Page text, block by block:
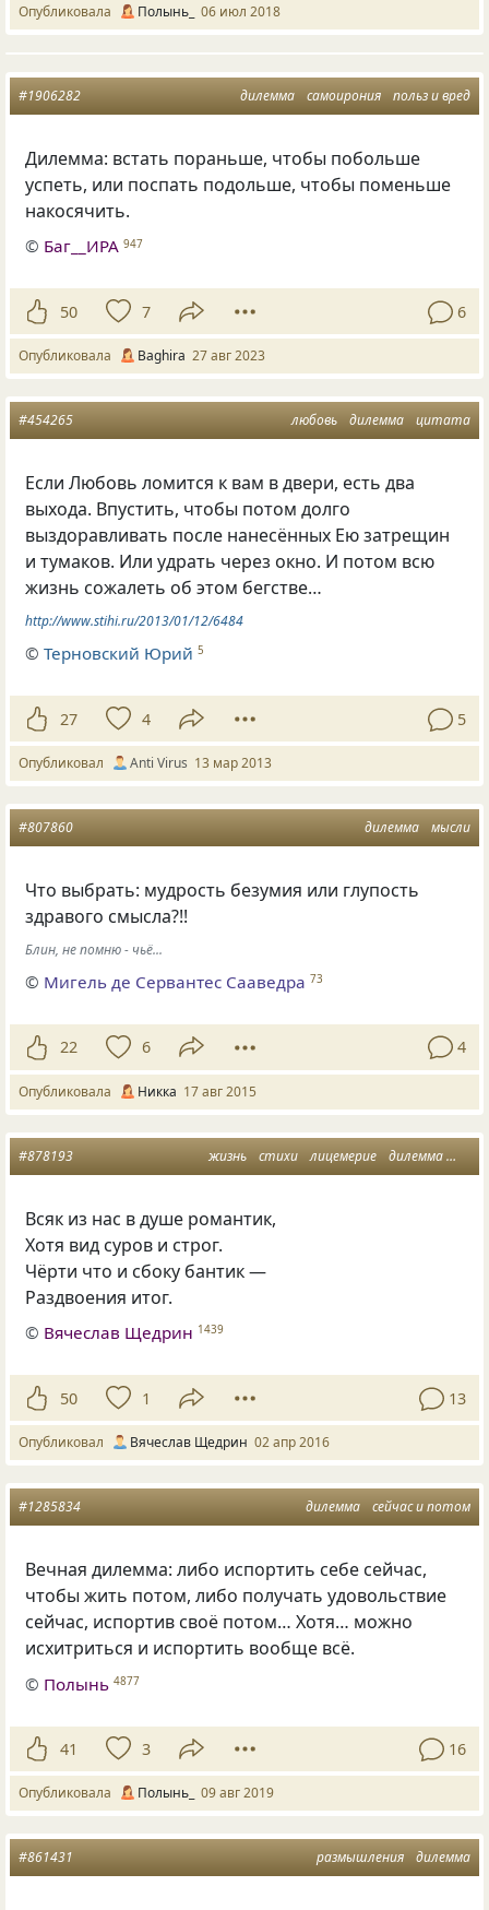
Опубликовала Полынь_ 06 июл 2018
дилемма самоирония польз и вред
#1906282
Дилемма: встать пораньше, чтобы побольше
успеть, или поспать подольше, чтобы поменьше
накосячить.
© Баг__ИРА 947
50 7 6
Опубликовала Baghira 27 авг 2023
любовь дилемма цитата
#454265
Если Любовь ломится к вам в двери, есть два
выхода. Впустить, чтобы потом долго
выздоравливать после нанесённых Ею затрещин
и тумаков. Или удрать через окно. И потом всю
жизнь сожалеть об этом бегстве…
http://www.stihi.ru/2013/01/12/6484
©Терновский Юрий 5
27 4 5
Опубликовал Anti Virus 13 мар 2013
дилемма мысли
#807860
Что выбрать: мудрость безумия или глупость
здравого смысла?!!
Блин, не помню - чьё...
© Мигель де Сервантес Сааведра 73
22 6 4
Опубликовала Никка 17 авг 2015
жизнь стихи лицемерие дилемма
#878193
Всяк из нас в душе романтик,
Хотя вид суров и строг.
Чёрти что и сбоку бантик —
Раздвоения итог.
© Вячеслав Щедрин 1439
50 1 13
Опубликовал Вячеслав Щедрин 02 апр 2016
дилемма сейчас и потом
#1285834
Вечная дилемма: либо испортить себе сейчас,
чтобы жить потом, либо получать удовольствие
сейчас, испортив своё потом… Хотя… можно
исхитриться и испортить вообще всё.
© Полынь 4877
41 3 16
Опубликовала Полынь_ 09 авг 2019
размышления дилемма
#861431